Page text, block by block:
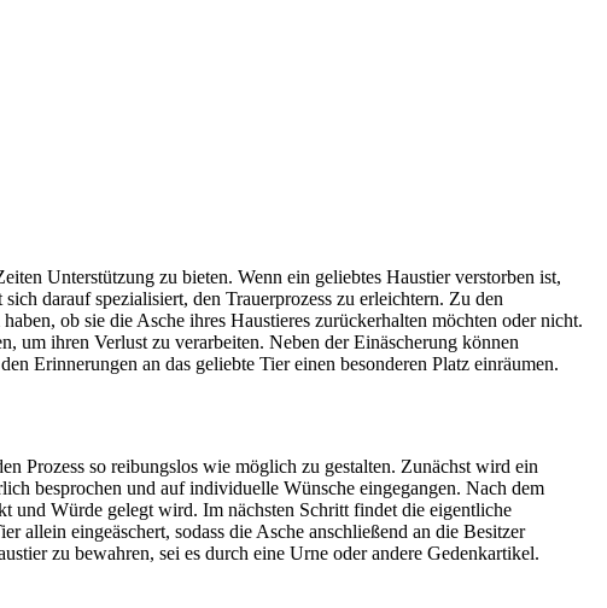
Unterstützung zu bieten. Wenn ein geliebtes Haustier verstorben ist,
darauf spezialisiert, den Trauerprozess zu erleichtern. Zu den
ob sie die Asche ihres Haustieres zurückerhalten möchten oder nicht.
um ihren Verlust zu verarbeiten. Neben der Einäscherung können
Erinnerungen an das geliebte Tier einen besonderen Platz einräumen.
Prozess so reibungslos wie möglich zu gestalten. Zunächst wird ein
besprochen und auf individuelle Wünsche eingegangen. Nach dem
und Würde gelegt wird. Im nächsten Schritt findet die eigentliche
eingeäschert, sodass die Asche anschließend an die Besitzer
zu bewahren, sei es durch eine Urne oder andere Gedenkartikel.